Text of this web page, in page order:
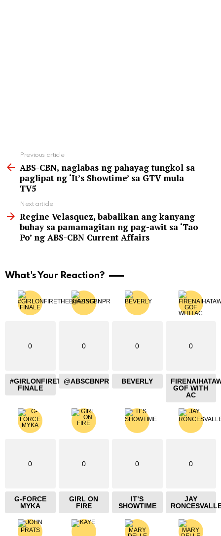
more
Previous article
ABS-CBN, naglabas ng pahayag tungkol sa
paglipat ng ‘It’s Showtime’ sa GTV mula
TV5
Next article
Regine Velasquez, babalikan ang kanyang
buhay sa pamamagitan ng pag-awit sa ‘Tao
Po’ ng ABS-CBN Current Affairs
What's Your Reaction?
0
#GIRLONFIRETHEBLAZING
FINALE
0
@ABSCBNPR
0
BEVERLY
0
GOF WITH
AC
0
G-FORCE
MYKA
0
GIRL ON
FIRE
0
IT’S
SHOWTIME
0
JAY